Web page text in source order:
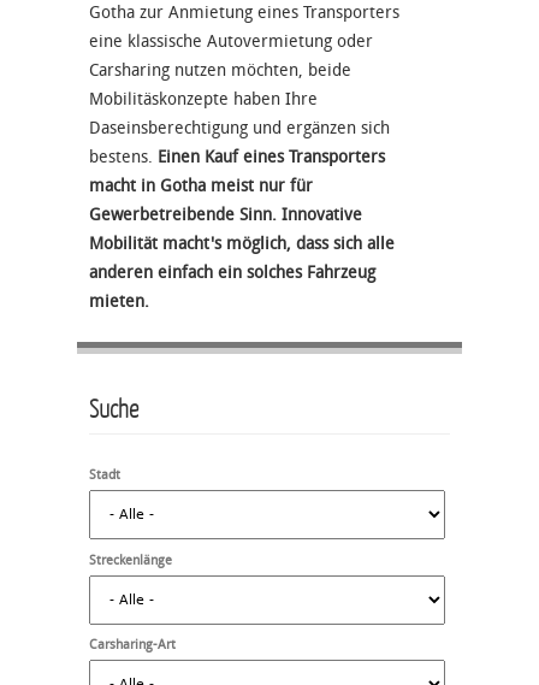
Gotha zur Anmietung eines Transporters
eine klassische Autovermietung oder
Carsharing nutzen möchten, beide
Mobilitäskonzepte haben Ihre
Daseinsberechtigung und ergänzen sich
bestens. Einen Kauf eines Transporters
macht in Gotha meist nur für
Gewerbetreibende Sinn. Innovative
Mobilität macht's möglich, dass sich alle
anderen einfach ein solches Fahrzeug
mieten.
Suche
Stadt
Streckenlänge
Carsharing-Art